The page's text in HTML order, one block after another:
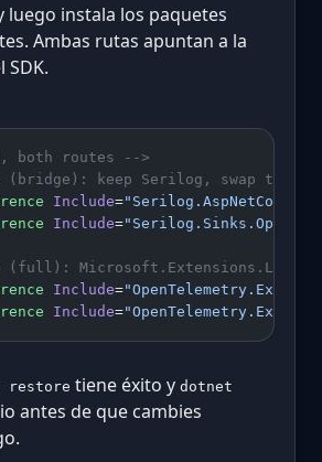
luego instala los paquetes
Ambas rutas apuntan a la
SDK.
both routes -->
(bridge): keep Serilog, swap the
Include="Serilog.AspNetCore"
Include=
(full): Microsoft.Extensions.Logging
Include=
Include=
restore tiene éxito y dotnet
antes de que cambies